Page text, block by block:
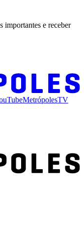
importantes e receber
MetrópolesTV